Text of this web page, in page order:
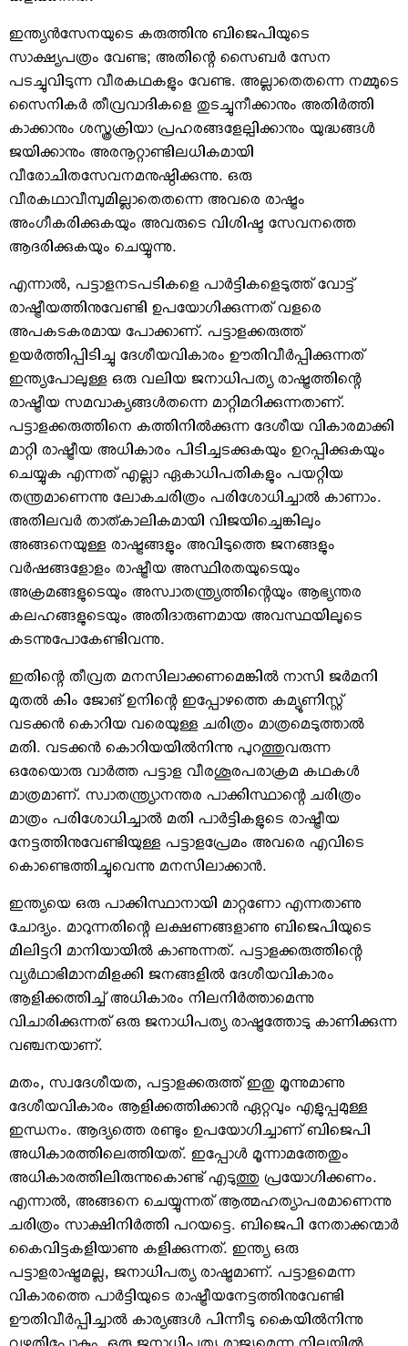
ഇന്ത്യന്‍സേനയുടെ കരുത്തിനു ബിജെപിയുടെ
സാക്ഷ്യപത്രം വേണ്ട; അതിന്റെ സൈബര്‍ സേന
പടച്ചുവിടുന്ന വീരകഥകളും വേണ്ട. അല്ലാതെതന്നെ നമ്മുടെ
സൈനികര്‍ തീവ്രവാദികളെ തുടച്ചുനീക്കാനും അതിര്‍ത്തി
കാക്കാനും ശസ്ത്രക്രിയാ പ്രഹരങ്ങളേല്പിക്കാനും യുദ്ധങ്ങള്‍
ജയിക്കാനും അരനൂറ്റാണ്ടിലധികമായി
വീരോചിതസേവനമനുഷ്ഠിക്കുന്നു. ഒരു
വീരകഥാവീമ്പുമില്ലാതെതന്നെ അവരെ രാഷ്ട്രം
അംഗീകരിക്കുകയും അവരുടെ വിശിഷ്ട സേവനത്തെ
ആദരിക്കുകയും ചെയ്യുന്നു.
എന്നാല്‍, പട്ടാളനടപടികളെ പാര്‍ട്ടികളെടുത്ത് വോട്ട്
രാഷ്ട്രീയത്തിനുവേണ്ടി ഉപയോഗിക്കുന്നത് വളരെ
അപകടകരമായ പോക്കാണ്. പട്ടാളക്കരുത്ത്
ഉയര്‍ത്തിപ്പിടിച്ചു ദേശീയവികാരം ഊതിവീര്‍പ്പിക്കുന്നത്
ഇന്ത്യപോലുള്ള ഒരു വലിയ ജനാധിപത്യ രാഷ്ട്രത്തിന്റെ
രാഷ്ട്രീയ സമവാക്യങ്ങള്‍തന്നെ മാറ്റിമറിക്കുന്നതാണ്.
പട്ടാളക്കരുത്തിനെ കത്തിനില്‍ക്കുന്ന ദേശീയ വികാരമാക്കി
മാറ്റി രാഷ്ട്രീയ അധികാരം പിടിച്ചടക്കുകയും ഉറപ്പിക്കുകയും
ചെയ്യുക എന്നത് എല്ലാ ഏകാധിപതികളും പയറ്റിയ
തന്ത്രമാണെന്നു ലോകചരിത്രം പരിശോധിച്ചാല്‍ കാണാം.
അതിലവര്‍ താത്കാലികമായി വിജയിച്ചെങ്കിലും
അങ്ങനെയുള്ള രാഷ്ട്രങ്ങളും അവിടുത്തെ ജനങ്ങളും
വര്‍ഷങ്ങളോളം രാഷ്ട്രീയ അസ്ഥിരതയുടെയും
അക്രമങ്ങളുടെയും അസ്വാതന്ത്ര്യത്തിന്റെയും ആഭ്യന്തര
കലഹങ്ങളുടെയും അതിദാരുണമായ അവസ്ഥയിലൂടെ
കടന്നുപോകേണ്ടിവന്നു.
ഇതിന്റെ തീവ്രത മനസിലാക്കണമെങ്കില്‍ നാസി ജര്‍മനി
മുതല്‍ കിം ജോങ് ഉനിന്റെ ഇപ്പോഴത്തെ കമ്യൂണിസ്റ്റ്
വടക്കന്‍ കൊറിയ വരെയുള്ള ചരിത്രം മാത്രമെടുത്താല്‍
മതി. വടക്കന്‍ കൊറിയയില്‍നിന്നു പുറത്തുവരുന്ന
ഒരേയൊരു വാര്‍ത്ത പട്ടാള വീരശൂരപരാക്രമ കഥകള്‍
മാത്രമാണ്. സ്വാതന്ത്ര്യാനന്തര പാക്കിസ്ഥാന്റെ ചരിത്രം
മാത്രം പരിശോധിച്ചാല്‍ മതി പാര്‍ട്ടികളുടെ രാഷ്ട്രീയ
നേട്ടത്തിനുവേണ്ടിയുള്ള പട്ടാളപ്രേമം അവരെ എവിടെ
കൊണ്ടെത്തിച്ചുവെന്നു മനസിലാക്കാന്‍.
ഇന്ത്യയെ ഒരു പാക്കിസ്ഥാനായി മാറ്റണോ എന്നതാണു
ചോദ്യം. മാറുന്നതിന്റെ ലക്ഷണങ്ങളാണു ബിജെപിയുടെ
മിലിട്ടറി മാനിയായില്‍ കാണുന്നത്. പട്ടാളക്കരുത്തിന്റെ
വ്യര്‍ഥാഭിമാനമിളക്കി ജനങ്ങളില്‍ ദേശീയവികാരം
ആളിക്കത്തിച്ച് അധികാരം നിലനിര്‍ത്താമെന്നു
വിചാരിക്കുന്നത് ഒരു ജനാധിപത്യ രാഷ്ട്രത്തോടു കാണിക്കുന്ന
വഞ്ചനയാണ്.
മതം, സ്വദേശീയത, പട്ടാളക്കരുത്ത് ഇതു മൂന്നുമാണു
ദേശീയവികാരം ആളിക്കത്തിക്കാന്‍ ഏറ്റവും എളുപ്പമുള്ള
ഇന്ധനം. ആദ്യത്തെ രണ്ടും ഉപയോഗിച്ചാണ് ബിജെപി
അധികാരത്തിലെത്തിയത്. ഇപ്പോള്‍ മൂന്നാമത്തേതും
അധികാരത്തിലിരുന്നുകൊണ്ട് എടുത്തു പ്രയോഗിക്കണം.
എന്നാല്‍, അങ്ങനെ ചെയ്യുന്നത് ആത്മഹത്യാപരമാണെന്നു
ചരിത്രം സാക്ഷിനിര്‍ത്തി പറയട്ടെ. ബിജെപി നേതാക്കന്മാര്‍
കൈവിട്ടകളിയാണു കളിക്കുന്നത്. ഇന്ത്യ ഒരു
പട്ടാളരാഷ്ട്രമല്ല, ജനാധിപത്യ രാഷ്ട്രമാണ്. പട്ടാളമെന്ന
വികാരത്തെ പാര്‍ട്ടിയുടെ രാഷ്ട്രീയനേട്ടത്തിനുവേണ്ടി
ഊതിവീര്‍പ്പിച്ചാല്‍ കാര്യങ്ങള്‍ പിന്നീടു കൈയില്‍നിന്നു